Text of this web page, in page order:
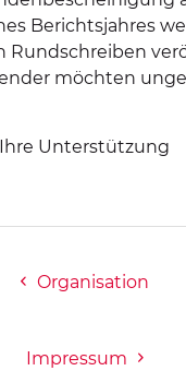
Berichtsjahres
Rundschreiben
möchten
Unterstützung
Organisation
Impressum